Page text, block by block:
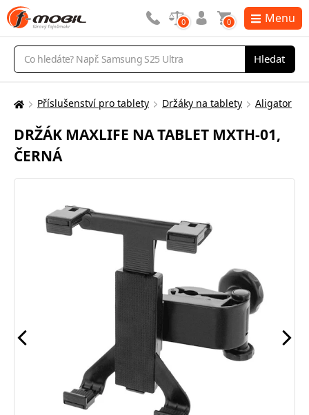
Vyhledávání
Hledat
0 0 Menu
Zde
nacházíte:
Příslušenství pro tablety Držáky na tablety Aligator
DRŽÁK MAXLIFE NA TABLET MXTH-01,
ČERNÁ